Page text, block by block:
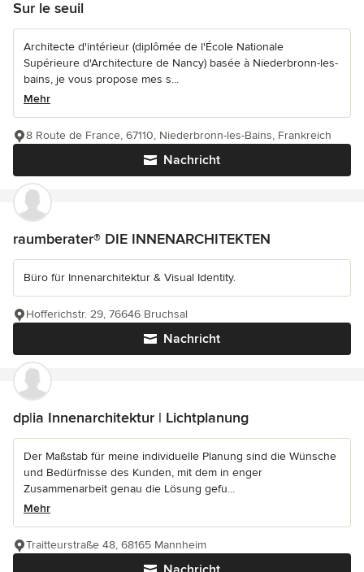
Sur le seuil
Architecte d'intérieur (diplômée de l'École Nationale
Supérieure d'Architecture de Nancy) basée à Niederbronn-les-
bains, je vous propose mes s...
Mehr
Nachricht
8 Route de France, 67110, Niederbronn-les-Bains, Frankreich
raumberater® DIE INNENARCHITEKTEN
Büro für Innenarchitektur & Visual Identity.
Nachricht
Hofferichstr. 29, 76646 Bruchsal
dp|ia Innenarchitektur | Lichtplanung
Der Maßstab für meine individuelle Planung sind die Wünsche
und Bedürfnisse des Kunden, mit dem in enger
Zusammenarbeit genau die Lösung gefu...
Mehr
Traitteurstraße 48, 68165 Mannheim